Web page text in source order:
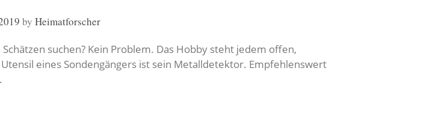
by Heimatforscher
suchen? Kein Problem. Das Hobby steht jedem offen,
eines Sondengängers ist sein Metalldetektor. Empfehlenswert